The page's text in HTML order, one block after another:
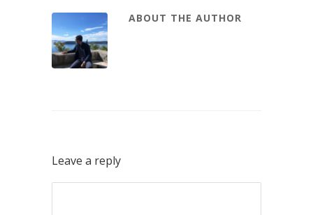
ABOUT THE AUTHOR
Leave a reply